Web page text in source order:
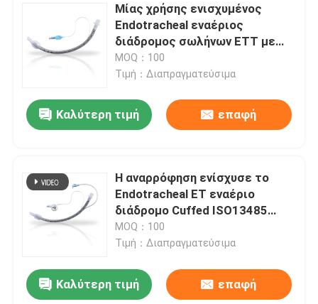
Μίας χρήσης ενισχυμένος
Endotracheal εναέριος
διάδρομος σωλήνων ETT με
την ένδειξη των φυσαλίδων
MOQ：100
Τιμή：Διαπραγματεύσιμα
Καλύτερη τιμή επαφή
Η αναρρόφηση ενίσχυσε το
Endotracheal ET εναέριο
διάδρομο Cuffed ISO13485
σωλήνων πιστοποιημένο
MOQ：100
Τιμή：Διαπραγματεύσιμα
Καλύτερη τιμή επαφή